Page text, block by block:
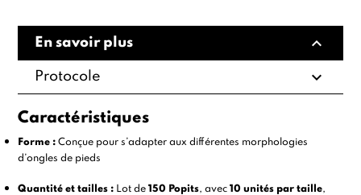
En savoir plus expand_less
Protocole expand_more
Caractéristiques
Forme : Conçue pour s’adapter aux différentes morphologies
d’ongles de pieds
Quantité et tailles : Lot de150 Popits, avec10 unités par taille,